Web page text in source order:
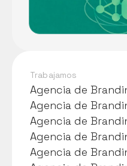
Trabajamos
Agencia de
Agencia de
Agencia de
Agencia de
Agencia de
Agencia de
Agencia de
Agencia de
Agencia de